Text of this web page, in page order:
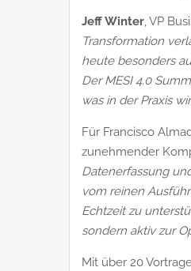
Jeff Winter, VP
Transformation
heute besonders
Der MESI 4.0
was in der Praxis
Für Francisco
zunehmender
Datenerfassung
vom reinen
Echtzeit zu
sondern aktiv zur
Mit über 20